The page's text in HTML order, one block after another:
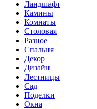
Ландшафт
Камины
Комнаты
Столовая
Разное
Спальня
Декор
Дизайн
Лестницы
Сад
Поделки
Окна